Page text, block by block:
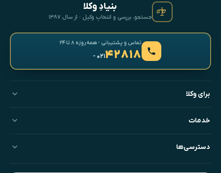
بنیادِ وکلا
جستجو، بررسی و انتخابِ وکیل · از سال ۱۳۸۷
تماس و پشتیبانی · همه‌روزه ۸ تا ۲۴
۴۲۸۱۸- ۰۲۱
برای وکلا
خدمات
دسترسی‌ها